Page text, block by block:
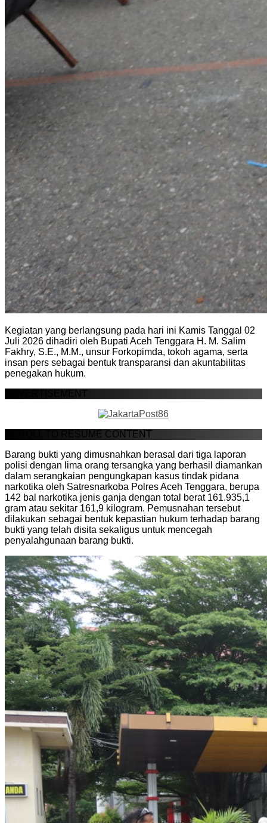
Kegiatan yang berlangsung pada hari ini Kamis Tanggal 02
Juli 2026 dihadiri oleh Bupati Aceh Tenggara H. M. Salim
Fakhry, S.E., M.M., unsur Forkopimda, tokoh agama, serta
insan pers sebagai bentuk transparansi dan akuntabilitas
penegakan hukum.
ADVERTISEMENT
SCROLL TO RESUME CONTENT
Barang bukti yang dimusnahkan berasal dari tiga laporan
polisi dengan lima orang tersangka yang berhasil diamankan
dalam serangkaian pengungkapan kasus tindak pidana
narkotika oleh Satresnarkoba Polres Aceh Tenggara, berupa
142 bal narkotika jenis ganja dengan total berat 161.935,1
gram atau sekitar 161,9 kilogram. Pemusnahan tersebut
dilakukan sebagai bentuk kepastian hukum terhadap barang
bukti yang telah disita sekaligus untuk mencegah
penyalahgunaan barang bukti.